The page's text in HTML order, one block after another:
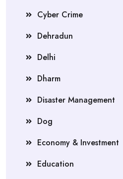
Cyber Crime
Dehradun
Delhi
Dharm
Disaster Management
Dog
Economy & Investment
Education